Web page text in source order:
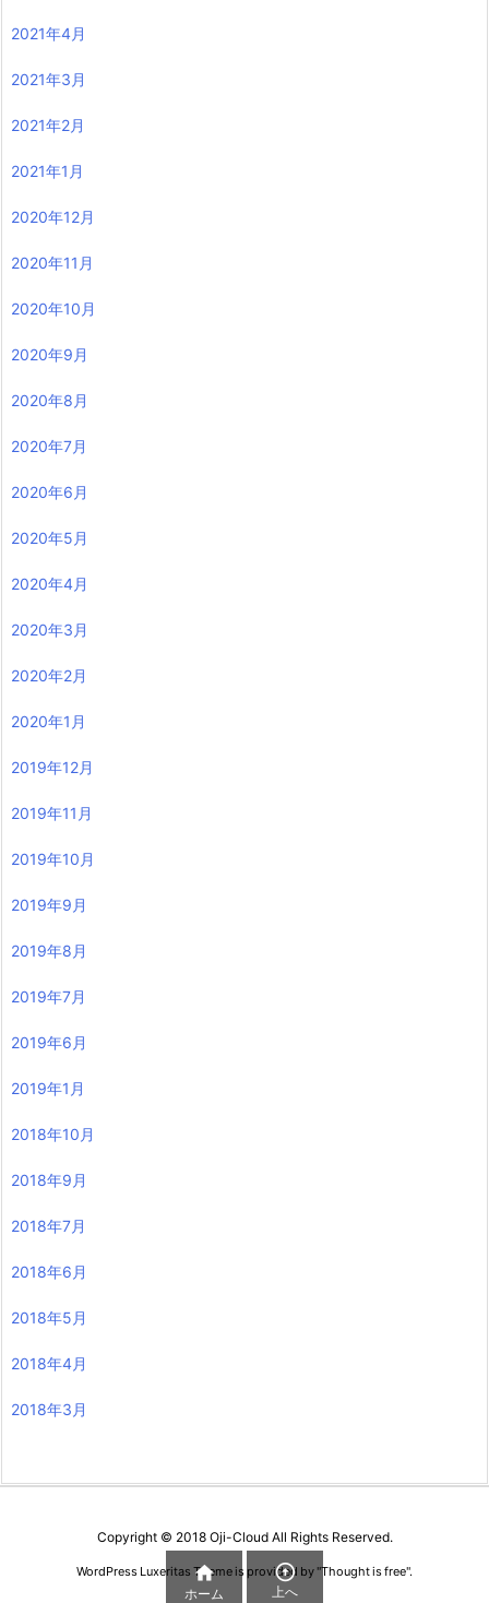
2021年4月
2021年3月
2021年2月
2021年1月
2020年12月
2020年11月
2020年10月
2020年9月
2020年8月
2020年7月
2020年6月
2020年5月
2020年4月
2020年3月
2020年2月
2020年1月
2019年12月
2019年11月
2019年10月
2019年9月
2019年8月
2019年7月
2019年6月
2019年1月
2018年10月
2018年9月
2018年7月
2018年6月
2018年5月
2018年4月
2018年3月
Copyright © 2018 Oji-CloudAll Rights Reserved.
WordPress Luxeritas Theme is provided by "Thought is free".

ホーム

上へ